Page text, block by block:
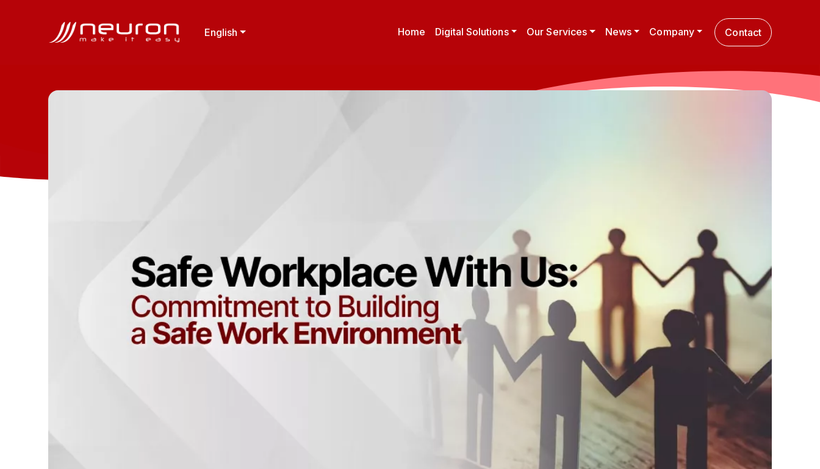
English Home Digital Solutions Our Services News Company Contact